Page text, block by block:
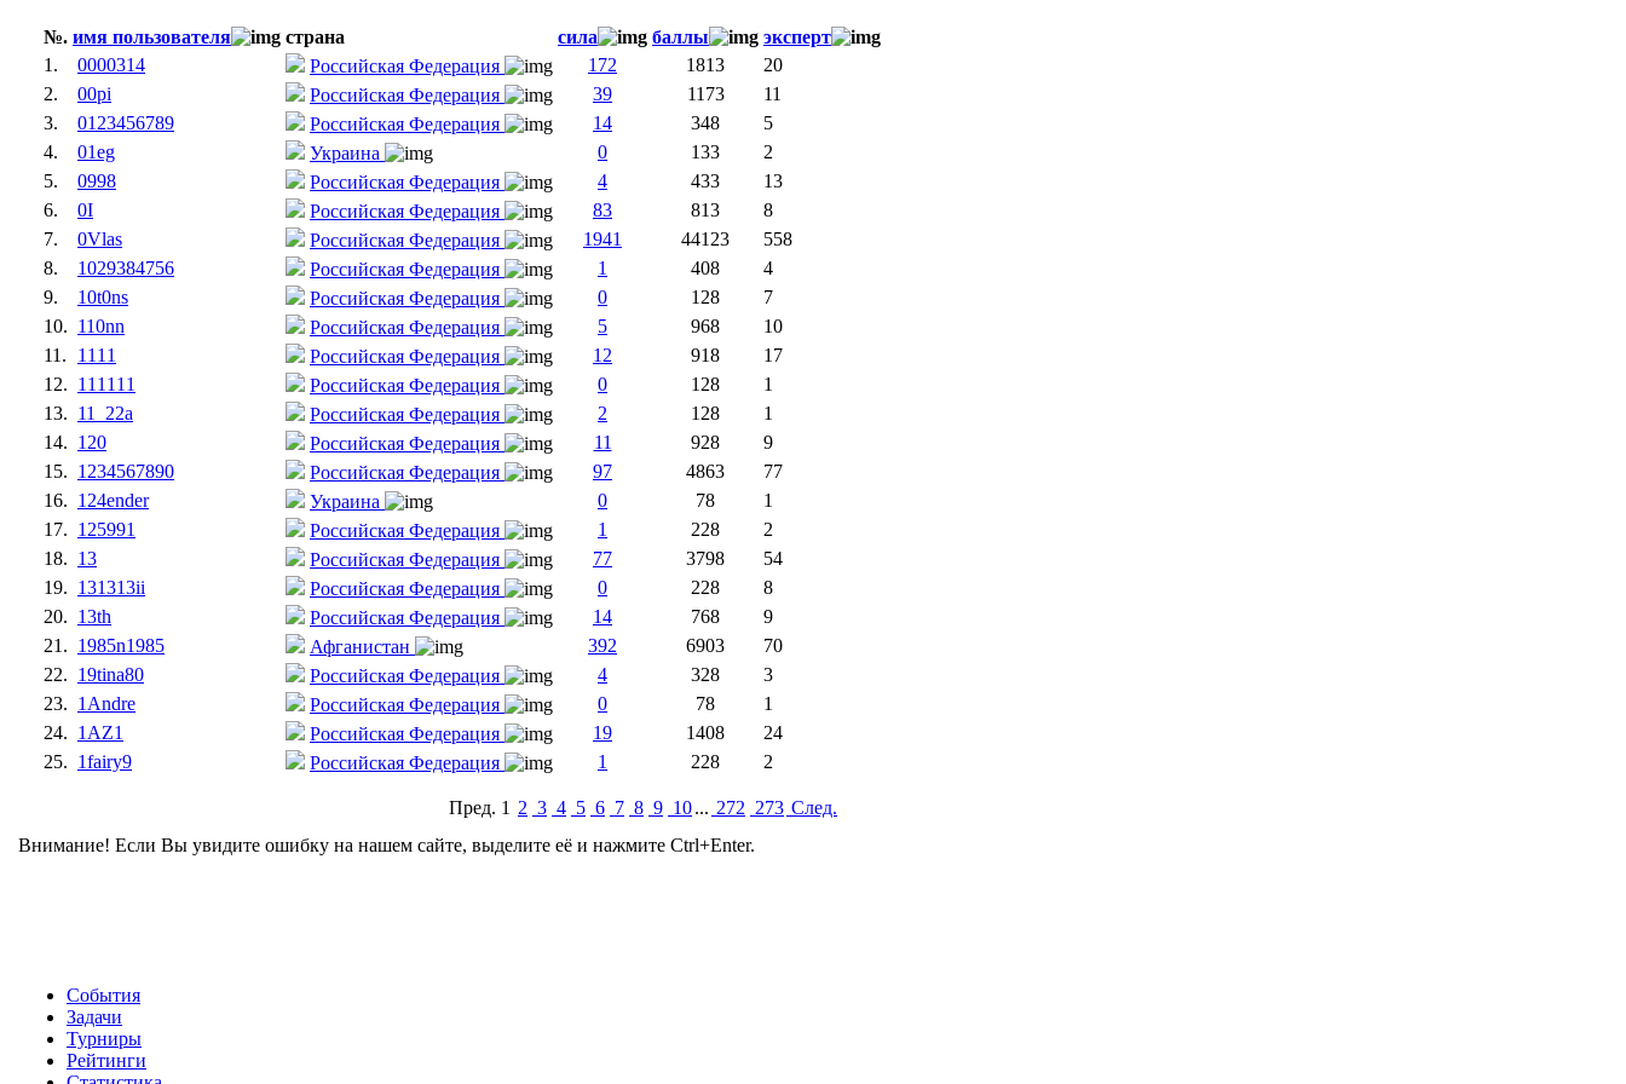
№. имя пользователя страна сила баллы
эксперт
1.
0000314 Российская Федерация 172 1813
20
2.
00pi Российская Федерация 39 1173
11
3.
0123456789 Российская Федерация 14 348
5
4.
01eg Украина 0 133
2
5.
0998 Российская Федерация 4 433
13
6.
0I Российская Федерация 83 813
8
7.
0Vlas Российская Федерация 1941 44123
558
8.
1029384756 Российская Федерация 1 408
4
9.
10t0ns Российская Федерация 0 128
7
10. 110nn Российская Федерация 5 968
10
11.
1111 Российская Федерация 12 918
17
12. 111111 Российская Федерация 0 128
1
13. 11_22a Российская Федерация 2 128
1
14. 120 Российская Федерация 11 928
9
15. 1234567890 Российская Федерация 97 4863
77
16. 124ender Украина 0 78
1
17. 125991 Российская Федерация 1 228
2
18. 13 Российская Федерация 77 3798
54
19. 131313ii Российская Федерация 0 228
8
20. 13th Российская Федерация 14 768
9
21. 1985n1985 Афганистан 392 6903
70
22. 19tina80 Российская Федерация 4 328
3
23. 1Andre Российская Федерация 0 78
1
24. 1AZ1 Российская Федерация 19 1408
24
25. 1fairy9 Российская Федерация 1 228 2
Пред. 1 2 3 4 5 6 7 8 9 10... 272 273 Cлед.
Внимание! Если Вы увидите ошибку на нашем сайте, выделите её и нажмите Ctrl+Enter.
События
Задачи
Турниры
Рейтинги